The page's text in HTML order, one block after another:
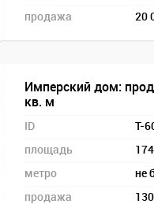
продажа
20
Имперский дом:
кв. м
ID
T-
площадь
метро
не
продажа